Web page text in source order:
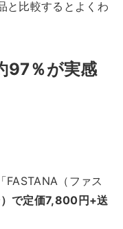
と比較するとよくわ
97％が実感
FASTANA（ファス
で定価7,800円+送